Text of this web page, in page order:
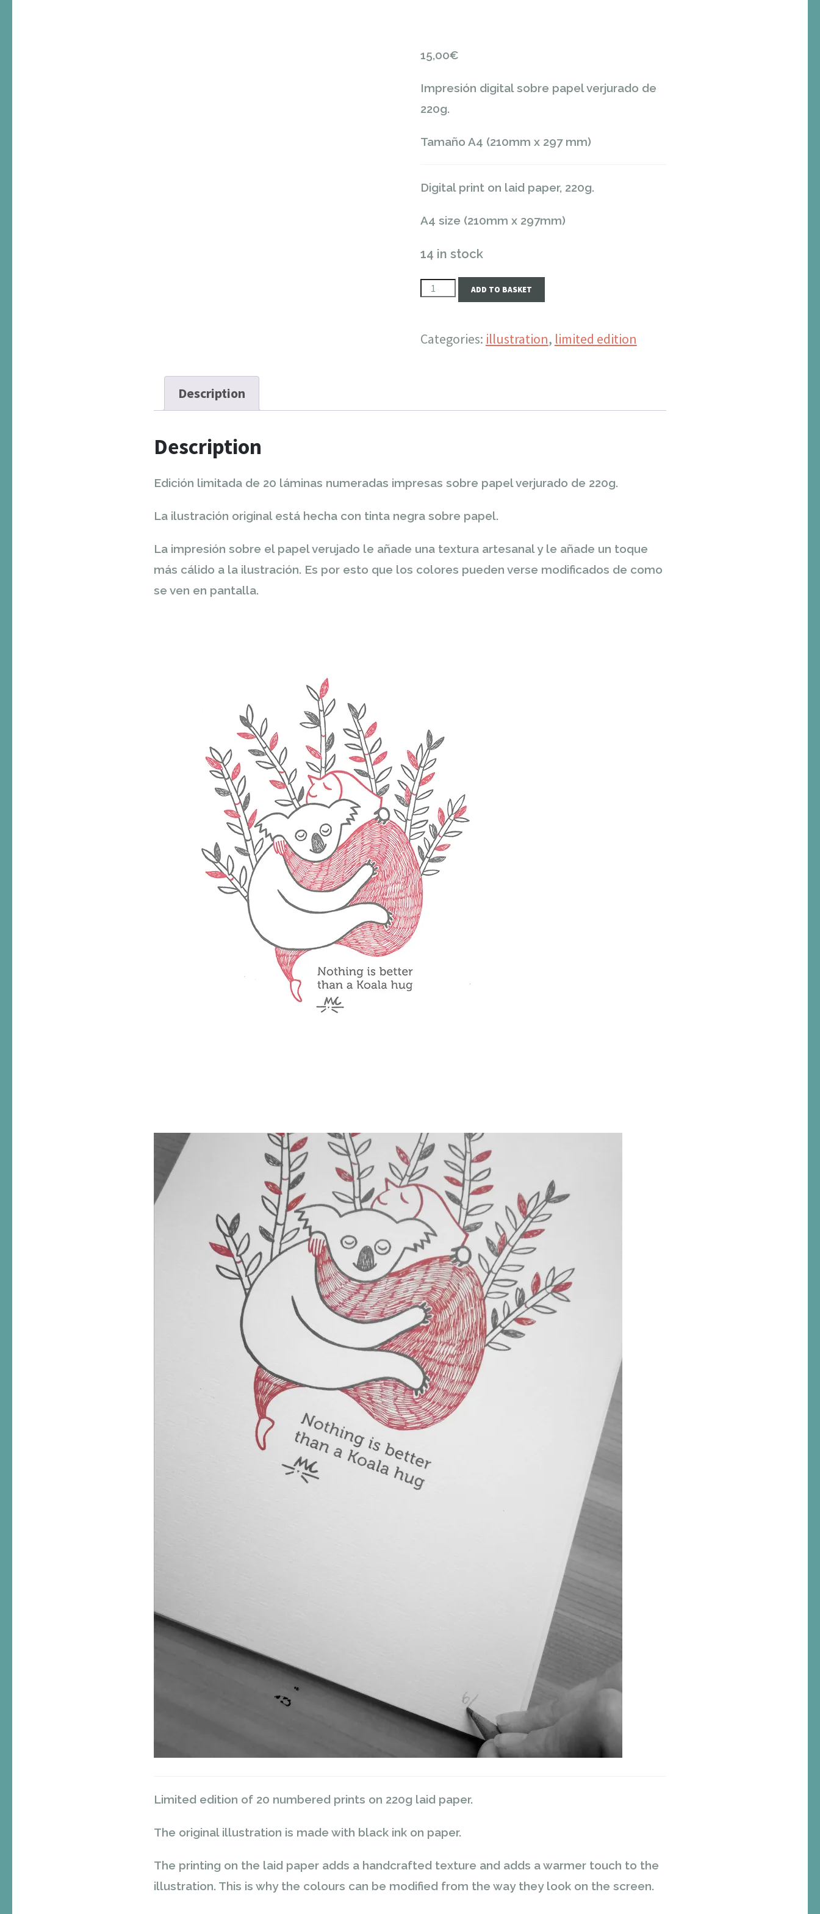
15,00€
Impresión digital sobre papel verjurado de
220g.
Tamaño A4 (210mm x 297 mm)
Digital print on laid paper, 220g.
A4 size (210mm x 297mm)
14 in stock
"KOALA
EDITION
ADD TO BASKET
Categories: illustration, limited edition
Description
Description
Edición limitada de 20 láminas numeradas impresas sobre papel verjurado de 220g.
La ilustración original está hecha con tinta negra sobre papel.
La impresión sobre el papel verujado le añade una textura artesanal y le añade un toque
más cálido a la ilustración. Es por esto que los colores pueden verse modificados de como
se ven en pantalla.
Limited edition of 20 numbered prints on 220g laid paper.
The original illustration is made with black ink on paper.
The printing on the laid paper adds a handcrafted texture and adds a warmer touch to the
illustration. This is why the colours can be modified from the way they look on the screen.